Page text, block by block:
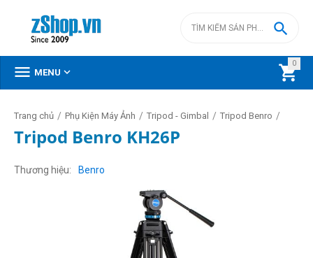
0


 MENU 
Trang chủ / Phụ Kiện Máy Ảnh / Tripod - Gimbal / Tripod Benro /
Tripod Benro KH26P
Thương hiệu Benro